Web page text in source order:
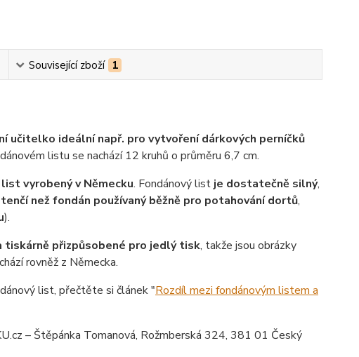
Související zboží 1
učitelko ideální např. pro vytvoření dárkových perníčků
listu se nachází 12 kruhů o průměru 6,7 cm.
vyrobený v Německu. Fondánový list je dostatečně silný,
než fondán používaný běžně pro potahování dortů,
).
tiskárně přizpůsobené pro jedlý tisk, takže jsou obrázky
rovněž z Německa.
list, přečtěte si článek "Rozdíl mezi fondánovým listem a
– Štěpánka Tomanová, Rožmberská 324, 381 01 Český